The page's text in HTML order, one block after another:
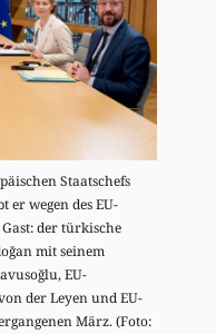
Staatschefs
er wegen des EU-
der türkische
mit seinem
EU-
der Leyen und EU-
März. (Foto: